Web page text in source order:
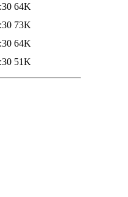
64K
73K
64K
51K